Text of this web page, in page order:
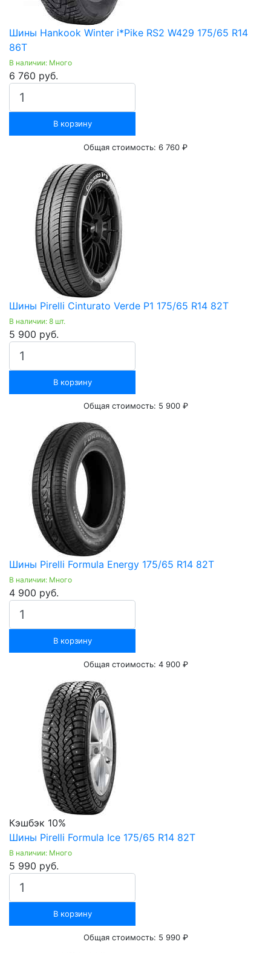
Шины Hankook Winter i*Pike RS2 W429 175/65 R14
86T
В наличии: Много
6 760 руб.
В корзину
Общая стоимость: 6 760 ₽
Шины Pirelli Cinturato Verde P1 175/65 R14 82Т
В наличии: 8 шт.
5 900 руб.
В корзину
Общая стоимость: 5 900 ₽
Шины Pirelli Formula Energy 175/65 R14 82T
В наличии: Много
4 900 руб.
В корзину
Общая стоимость: 4 900 ₽
Кэшбэк 10%
Шины Pirelli Formula Ice 175/65 R14 82T
В наличии: Много
5 990 руб.
В корзину
Общая стоимость: 5 990 ₽